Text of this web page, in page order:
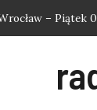
– Piątek
– Piątek
– Piątek